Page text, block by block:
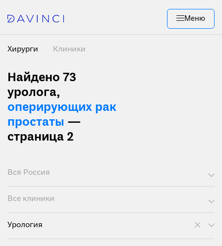
Меню
Хирурги Клиники
Найдено 73
уролога,
оперирующих рак
простаты —
страница 2
Вся Россия
Все клиники
Урология